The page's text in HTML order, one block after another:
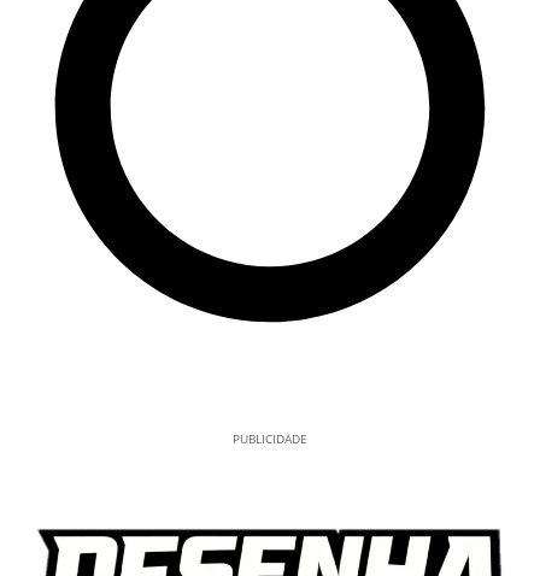
PUBLICIDADE